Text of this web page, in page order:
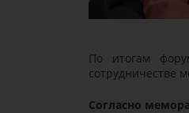
По итогам
сотрудничестве
Согласно